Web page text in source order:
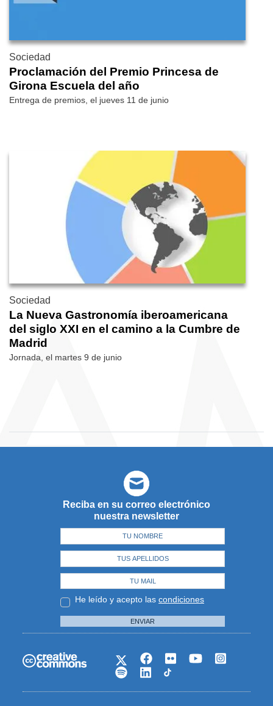
Sociedad
Proclamación del Premio Princesa de
Girona Escuela del año
Entrega de premios, el jueves 11 de junio
Sociedad
La Nueva Gastronomía iberoamericana
del siglo XXI en el camino a la Cumbre de
Madrid
Jornada, el martes 9 de junio
Reciba en su correo electrónico
nuestra newsletter
He leído y acepto las condiciones
ENVIAR